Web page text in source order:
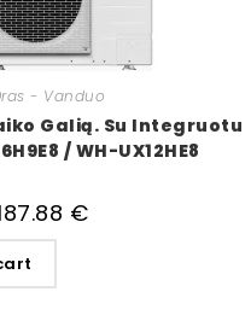
- Vanduo
Galią. Su Integruotu
/ WH-UX12HE8
€